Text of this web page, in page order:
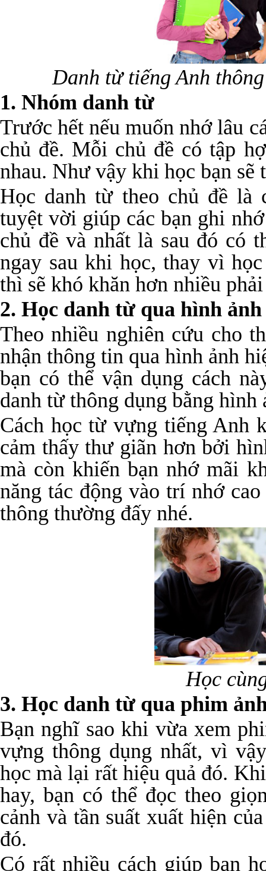
Danh từ tiếng Anh
1. Nhóm danh từ
Trước hết nếu muốn nhớ lâu
chủ đề. Mỗi chủ đề có tập
nhau. Như vậy khi học bạn sẽ
Học danh từ theo chủ đề là
tuyệt vời giúp các bạn ghi
chủ đề và nhất là sau đó có
ngay sau khi học, thay vì
thì sẽ khó khăn hơn nhiều
2. Học danh từ qua hình ảnh
Theo nhiều nghiên cứu cho
nhận thông tin qua hình ảnh
bạn có thể vận dụng cách
danh từ thông dụng bằng hình
Cách học từ vựng tiếng Anh
cảm thấy thư giãn hơn bởi
mà còn khiến bạn nhớ mãi
năng tác động vào trí nhớ
thông thường đấy nhé.
Học
3. Học danh từ qua phim
Bạn nghĩ sao khi vừa xem
vựng thông dụng nhất, vì
học mà lại rất hiệu quả đó.
hay, bạn có thể đọc theo
cảnh và tần suất xuất hiện
đó.
Có rất nhiều cách giúp bạn